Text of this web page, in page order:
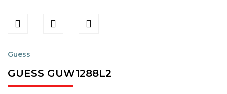
Guess
GUESS GUW1288L2